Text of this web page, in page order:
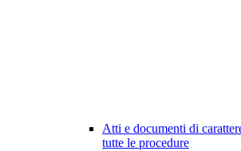
Atti e documenti di
tutte le procedure